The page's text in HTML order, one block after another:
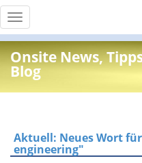
Toggle
navigation
Onsite News,
Blog
Aktuell: Neues Wort
engineering"